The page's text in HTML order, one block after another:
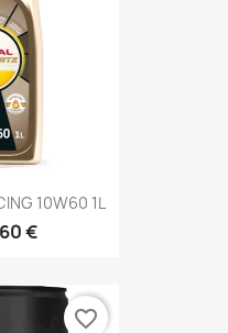
10W60 1L
€
favorite_border